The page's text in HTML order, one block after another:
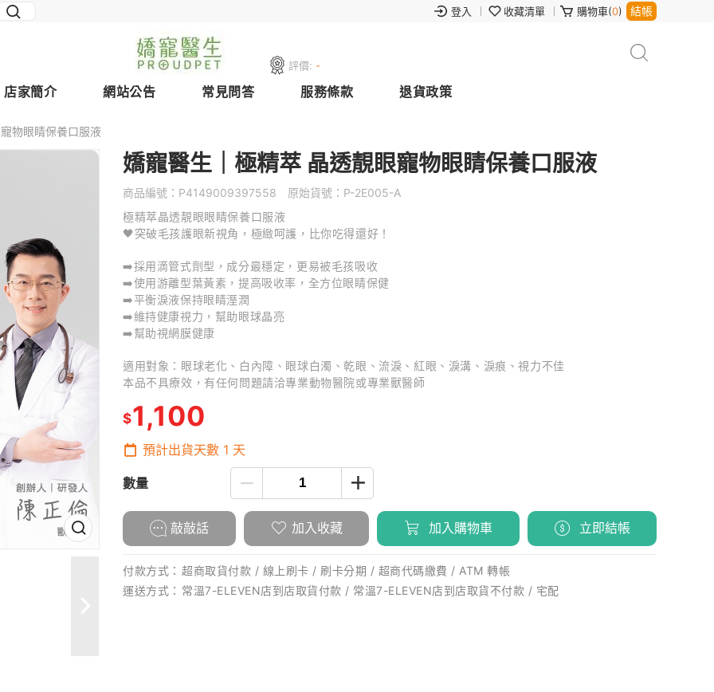
登入 收藏清單 購物車(0) 結帳
評價: -
店家簡介 網站公告 常見問答 服務條款 退貨政策
物眼睛保養口服液
嬌寵醫生｜極精萃 晶透靚眼寵物眼睛保養口服液
商品編號： P4149009397558 原始貨號： P-2E005-A
極精萃晶透靚眼眼睛保養口服液
🖤突破毛孩護眼新視角，極緻呵護，比你吃得還好！
➡️採用滴管式劑型，成分最穩定，更易被毛孩吸收
➡️使用游離型葉黃素，提高吸收率，全方位眼睛保健
➡️平衡淚液保持眼睛溼潤
➡️維持健康視力，幫助眼球晶亮
➡️幫助視網膜健康
適用對象：眼球老化、白內障、眼球白濁、乾眼、流淚、紅眼、淚溝、淚痕、視力不佳
本品不具療效，有任何問題請洽專業動物醫院或專業獸醫師
$1,100
預計出貨天數 1 天
數量
敲敲話 加入收藏 加入購物車 立即結帳
付款方式： 超商取貨付款 / 線上刷卡 / 刷卡分期 / 超商代碼繳費 / ATM 轉帳
運送方式： 常溫7-ELEVEN店到店取貨付款 / 常溫7-ELEVEN店到店取貨不付款 / 宅配